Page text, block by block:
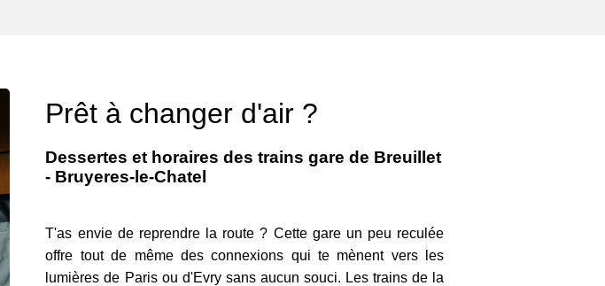
Prêt à changer d'air ?
Dessertes et horaires des trains gare de Breuillet
- Bruyeres-le-Chatel
T'as envie de reprendre la route ? Cette gare un peu reculée
offre tout de même des connexions qui te mènent vers les
lumières de Paris ou d'Evry sans aucun souci. Les trains de la